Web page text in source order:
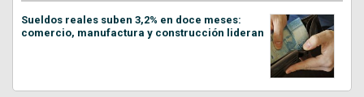
Sueldos reales suben 3,2% en doce meses:
comercio, manufactura y construcción lideran